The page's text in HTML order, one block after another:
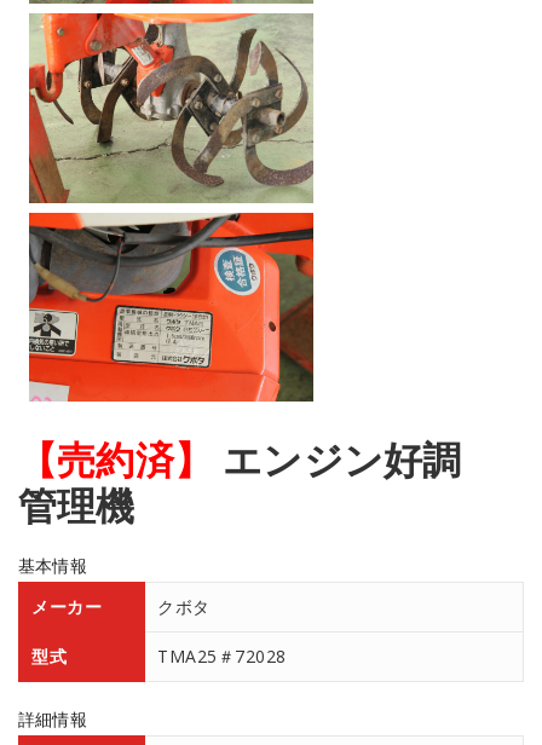
【売約済】
エンジン好調
管理機
基本情報
メーカー
クボタ
型式 TMA25＃72028
詳細情報